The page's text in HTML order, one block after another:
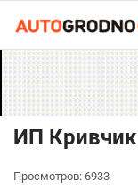
ИП Кривчик
Просмотров: 6933